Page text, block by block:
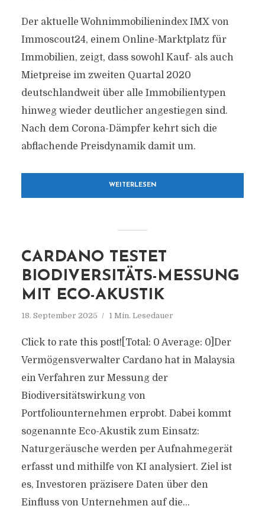
Der aktuelle Wohnimmobilienindex IMX von
Immoscout24, einem Online-Marktplatz für
Immobilien, zeigt, dass sowohl Kauf- als auch
Mietpreise im zweiten Quartal 2020
deutschlandweit über alle Immobilientypen
hinweg wieder deutlicher angestiegen sind.
Nach dem Corona-Dämpfer kehrt sich die
abflachende Preisdynamik damit um.
WEITERLESEN
CARDANO TESTET
BIODIVERSITÄTS-MESSUNG
MIT ECO-AKUSTIK
18. September 2025 1 Min. Lesedauer
Click to rate this post![Total: 0 Average: 0]Der
Vermögensverwalter Cardano hat in Malaysia
ein Verfahren zur Messung der
Biodiversitätswirkung von
Portfoliounternehmen erprobt. Dabei kommt
sogenannte Eco-Akustik zum Einsatz:
Naturgeräusche werden per Aufnahmegerät
erfasst und mithilfe von KI analysiert. Ziel ist
es, Investoren präzisere Daten über den
Einfluss von Unternehmen auf die...